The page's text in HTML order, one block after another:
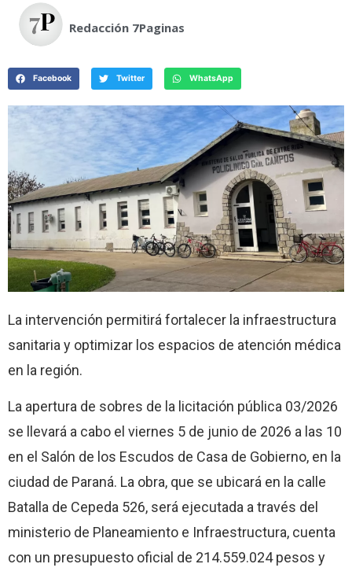
Redacción 7Paginas
Facebook Twitter WhatsApp
La intervención permitirá fortalecer la infraestructura
sanitaria y optimizar los espacios de atención médica
en la región.
La apertura de sobres de la licitación pública 03/2026
se llevará a cabo el viernes 5 de junio de 2026 a las 10
en el Salón de los Escudos de Casa de Gobierno, en la
ciudad de Paraná. La obra, que se ubicará en la calle
Batalla de Cepeda 526, será ejecutada a través del
ministerio de Planeamiento e Infraestructura, cuenta
con un presupuesto oficial de 214.559.024 pesos y